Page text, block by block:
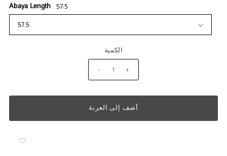
Abaya Length 57.5
57.5
الكمية
-
+